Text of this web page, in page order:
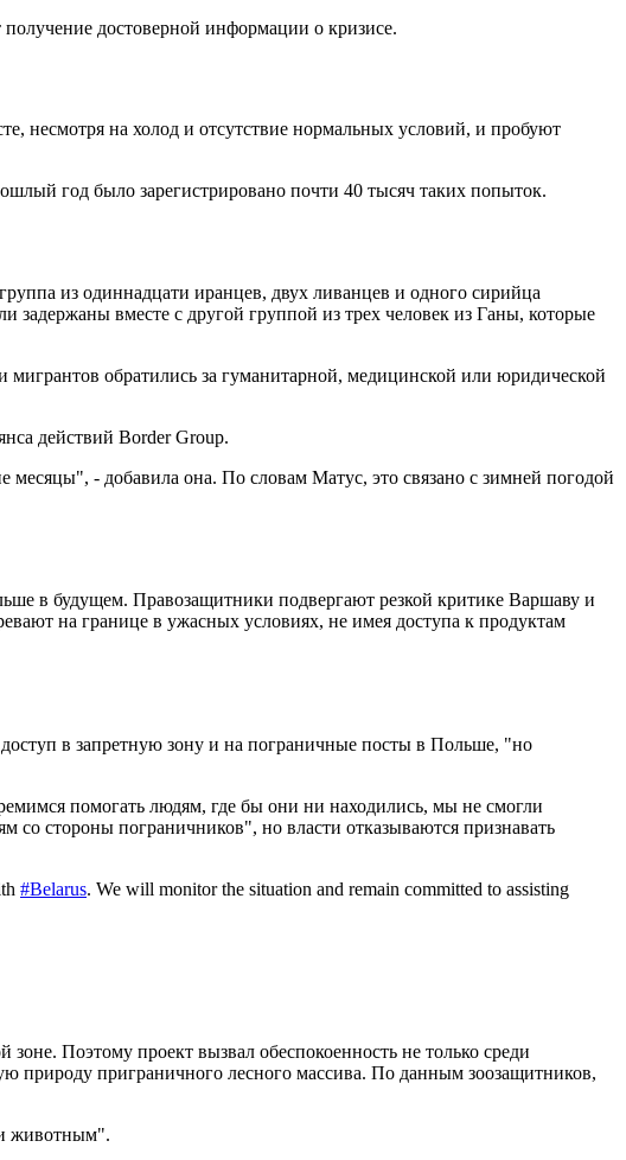
достоверной информации о кризисе.
несмотря на холод и отсутствие нормальных условий, и пробуют
год было зарегистрировано почти 40 тысяч таких попыток.
из одиннадцати иранцев, двух ливанцев и одного сирийца
вместе с другой группой из трех человек из Ганы, которые
мигрантов обратились за гуманитарной, медицинской или юридической
действий Border Group.
месяцы", - добавила она. По словам Матус, это связано с зимней погодой
в будущем. Правозащитники подвергают резкой критике Варшаву и
на границе в ужасных условиях, не имея доступа к продуктам
доступ в запретную зону и на пограничные посты в Польше, "но
помогать людям, где бы они ни находились, мы не смогли
со стороны пограничников", но власти отказываются признавать
#Belarus. We will monitor the situation and remain committed to assisting
Поэтому проект вызвал обеспокоенность не только среди
природу приграничного лесного массива. По данным зоозащитников,
животным".